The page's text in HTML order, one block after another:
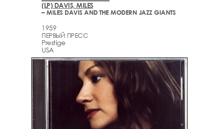
(LP) DAVIS, MILES
– MILES DAVIS AND THE MODERN JAZZ GIANTS
1959
ПЕРВЫЙ ПРЕСС
Prestige
USA